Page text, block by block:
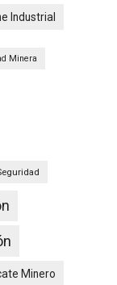
Industrial
Minera
Minero